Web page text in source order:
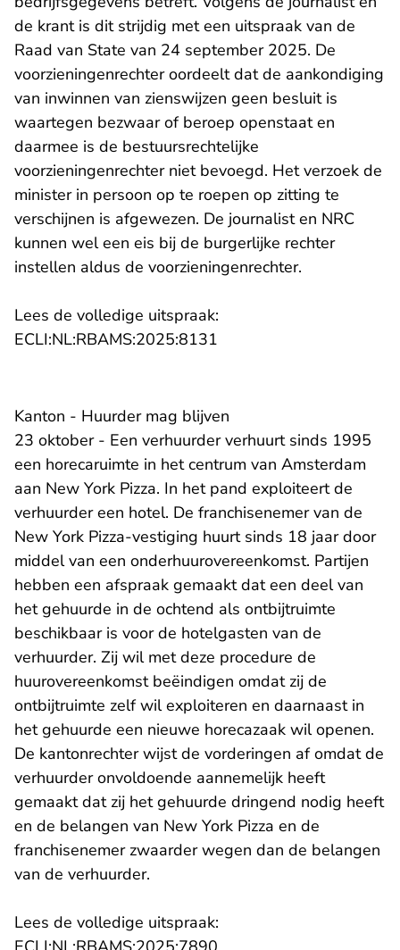
de krant is dit strijdig met een uitspraak van de
Raad van State van 24 september 2025. De
voorzieningenrechter oordeelt dat de aankondiging
van inwinnen van zienswijzen geen besluit is
waartegen bezwaar of beroep openstaat en
daarmee is de bestuursrechtelijke
voorzieningenrechter niet bevoegd. Het verzoek de
minister in persoon op te roepen op zitting te
verschijnen is afgewezen. De journalist en NRC
kunnen wel een eis bij de burgerlijke rechter
instellen aldus de voorzieningenrechter.
Lees de volledige uitspraak:
ECLI:NL:RBAMS:2025:8131
Kanton - Huurder mag blijven
23 oktober - Een verhuurder verhuurt sinds 1995
een horecaruimte in het centrum van Amsterdam
aan New York Pizza. In het pand exploiteert de
verhuurder een hotel. De franchisenemer van de
New York Pizza-vestiging huurt sinds 18 jaar door
middel van een onderhuurovereenkomst. Partijen
hebben een afspraak gemaakt dat een deel van
het gehuurde in de ochtend als ontbijtruimte
beschikbaar is voor de hotelgasten van de
verhuurder. Zij wil met deze procedure de
huurovereenkomst beëindigen omdat zij de
ontbijtruimte zelf wil exploiteren en daarnaast in
het gehuurde een nieuwe horecazaak wil openen.
De kantonrechter wijst de vorderingen af omdat de
verhuurder onvoldoende aannemelijk heeft
gemaakt dat zij het gehuurde dringend nodig heeft
en de belangen van New York Pizza en de
franchisenemer zwaarder wegen dan de belangen
van de verhuurder.
Lees de volledige uitspraak: